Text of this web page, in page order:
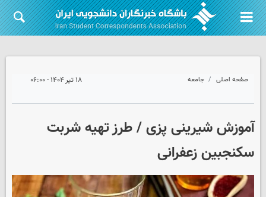
صفحه اصلی جامعه ۱۸ تیر ۱۴۰۴ - ۰۶:۰۰
آموزش شیرینی پزی / طرز تهیه شربت
سکنجبین زعفرانی